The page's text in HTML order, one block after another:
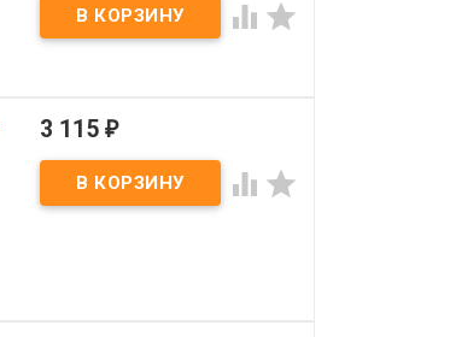
 
3 115₽
 